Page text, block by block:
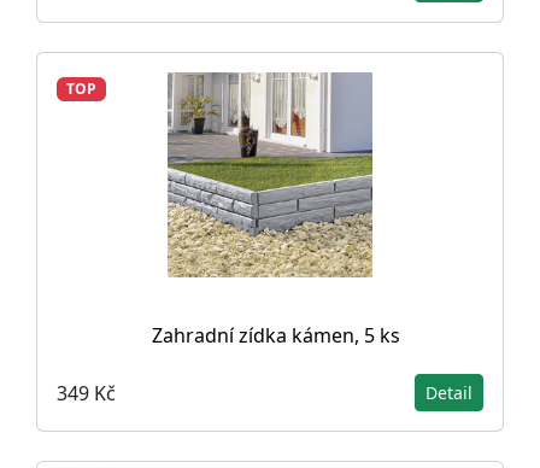
TOP
Zahradní zídka kámen, 5 ks
349 Kč Detail